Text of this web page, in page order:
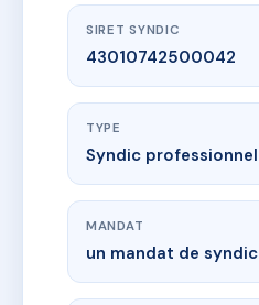
SIRET SYNDIC
43010742500042
TYPE
Syndic professionnel
MANDAT
un mandat de syndic